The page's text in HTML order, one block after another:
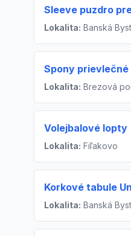
Sleeve puzdro
Lokalita: Banská
Spony prievlečné
Lokalita: Brezová
Volejbalové lopty
Lokalita: Fiľakovo
Korkové tabule
Lokalita: Banská